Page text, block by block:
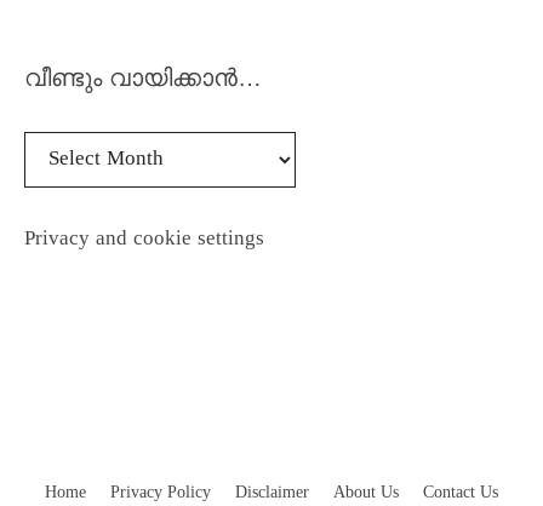
വീണ്ടും വായിക്കാൻ…
Privacy and cookie settings
Home Privacy Policy Disclaimer About Us Contact Us